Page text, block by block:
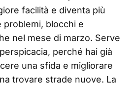
facilità e diventa più
problemi, blocchi e
nel mese di marzo. Serve
perché hai già
una sfida e migliorare
trovare strade nuove. La